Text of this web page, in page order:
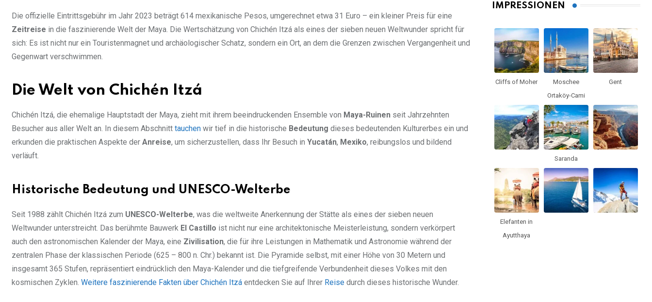
Die offizielle Eintrittsgebühr im Jahr 2023 beträgt 614 mexikanische Pesos, umgerechnet etwa 31 Euro – ein kleiner Preis für eine
Zeitreise in die faszinierende Welt der Maya. Die Wertschätzung von Chichén Itzá als eines der sieben neuen Weltwunder spricht für
sich: Es ist nicht nur ein Touristenmagnet und archäologischer Schatz, sondern ein Ort, an dem die Grenzen zwischen Vergangenheit und
Gegenwart verschwimmen.
Die Welt von Chichén Itzá
Chichén Itzá, die ehemalige Hauptstadt der Maya, zieht mit ihrem beeindruckenden Ensemble von Maya-Ruinen seit Jahrzehnten
Besucher aus aller Welt an. In diesem Abschnitt tauchen wir tief in die historische Bedeutung dieses bedeutenden Kulturerbes ein und
erkunden die praktischen Aspekte der Anreise, um sicherzustellen, dass Ihr Besuch in Yucatán, Mexiko, reibungslos und bildend
verläuft.
Historische Bedeutung und UNESCO-Welterbe
Seit 1988 zählt Chichén Itzá zum UNESCO-Welterbe, was die weltweite Anerkennung der Stätte als eines der sieben neuen
Weltwunder unterstreicht. Das berühmte Bauwerk El Castillo ist nicht nur eine architektonische Meisterleistung, sondern verkörpert
auch den astronomischen Kalender der Maya, eine Zivilisation, die für ihre Leistungen in Mathematik und Astronomie während der
zentralen Phase der klassischen Periode (625 – 800 n. Chr.) bekannt ist. Die Pyramide selbst, mit einer Höhe von 30 Metern und
insgesamt 365 Stufen, repräsentiert eindrücklich den Maya-Kalender und die tiefgreifende Verbundenheit dieses Volkes mit den
kosmischen Zyklen. Weitere faszinierende Fakten über Chichén Itzá entdecken Sie auf Ihrer Reise durch dieses historische Wunder.
IMPRESSIONEN
Cliffs of Moher
Moschee
Ortaköy-Cami
Gent
Saranda
Elefanten in
Ayutthaya